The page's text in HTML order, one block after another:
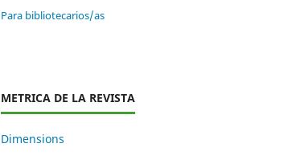
Para bibliotecarios/as
METRICA DE LA REVISTA
Dimensions